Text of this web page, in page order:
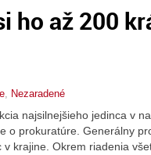
ho až 200
, Nezaradené
najsilnejšieho jedinca v
o prokuratúre. Generálny
krajine. Okrem riadenia